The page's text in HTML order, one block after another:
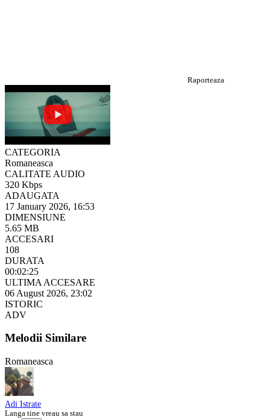
Raporteaza
CATEGORIA
Romaneasca
CALITATE AUDIO
320 Kbps
ADAUGATA
17 January 2026, 16:53
DIMENSIUNE
5.65 MB
ACCESARI
108
DURATA
00:02:25
ULTIMA ACCESARE
06 August 2026, 23:02
ISTORIC
ADV
Melodii Similare
Romaneasca
Adi Istrate
Langa tine vreau sa stau